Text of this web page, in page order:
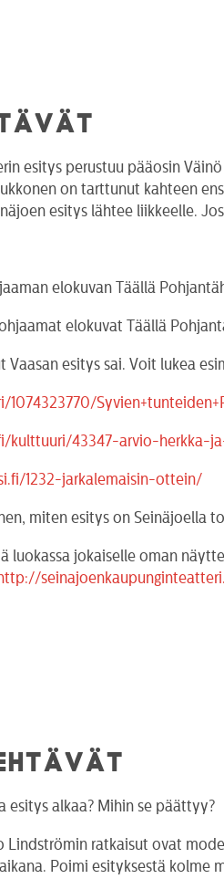
esitys perustuu pääosin
on tarttunut kahteen
esitys lähtee liikkeelle.
elokuvan Täällä
elokuvat Täällä
Vaasan esitys sai. Voit lukea
kulttuuri/43347-arvio-herkka-
1232-jarkalemaisin-ottein/
miten esitys on Seinäjoella
luokassa jokaiselle oman
esitys alkaa? Mihin se päättyy?
Lindströmin ratkaisut ovat
Poimi esityksestä kolme